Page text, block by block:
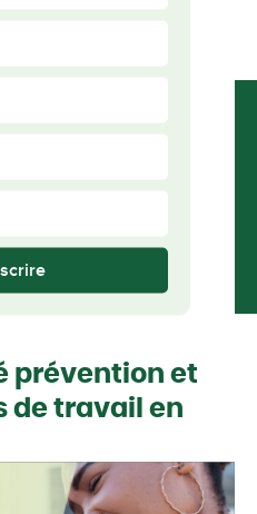
prévention et
de travail en